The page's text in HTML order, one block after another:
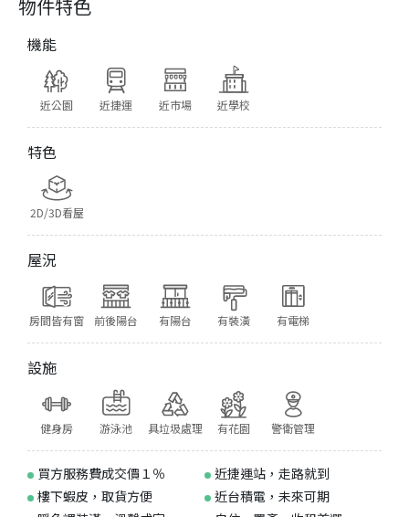
物件特色
機能
近公園 近捷運 近市場 近學校
特色
2D/3D看屋
屋況
房間皆有窗 前後陽台 有陽台 有裝潢 有電梯
設施
健身房 游泳池 具垃圾處理 有花園 警衛管理
買方服務費成交價１％
近捷運站，走路就到
樓下蝦皮，取貨方便
近台積電，未來可期